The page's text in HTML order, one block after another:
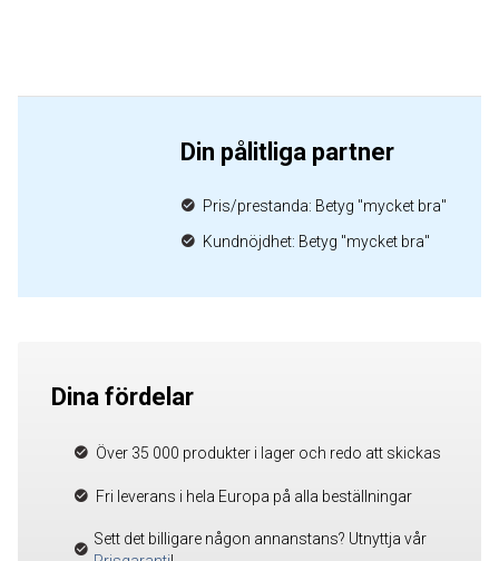
Din pålitliga partner
Pris/prestanda: Betyg "mycket bra"
Kundnöjdhet: Betyg "mycket bra"
Dina fördelar
Över 35 000 produkter i lager och redo att skickas
Fri leverans i hela Europa på alla beställningar
Sett det billigare någon annanstans? Utnyttja vår